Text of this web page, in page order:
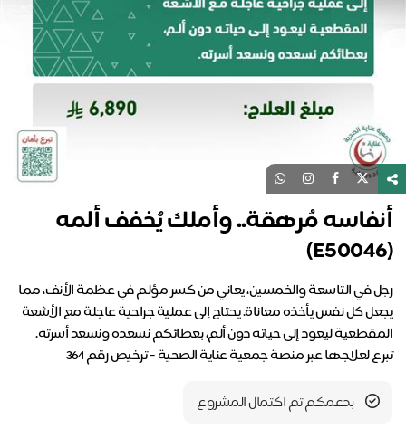
أنفاسه مُرهقة.. وأملك يُخفف ألمه
(E50046)
رجل في التاسعة والخمسين، يعاني من كسر مؤلم في عظمة الأنف، مما
يجعل كل نفس يأخذه معاناة. يحتاج إلى عملية جراحية عاجلة مع الأشعة
المقطعية ليعود إلى حياته دون ألم، بعطائكم نسعده ونسعد أسرته.
تبرع لعلاجها عبر منصة جمعية عناية الصحية - ترخيص رقم 364
بدعمكم تم اكتمال المشروع